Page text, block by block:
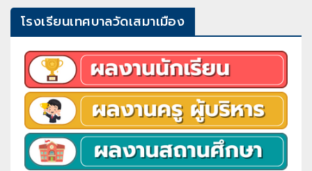
โรงเรียนเทศบาลวัดเสมาเมือง